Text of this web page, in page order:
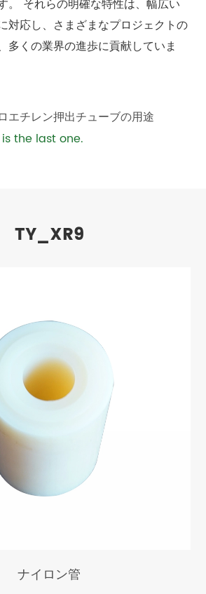
。 それらの明確な特性は、幅広い
対応し、さまざまなプロジェクトの
多くの業界の進歩に貢献していま
エチレン押出チューブの用途
is the last one.
TY_XR9
ナイロン管